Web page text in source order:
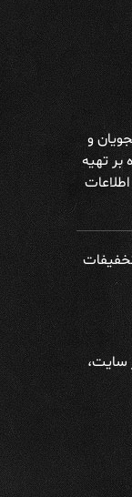
و
تهیه
سایت،